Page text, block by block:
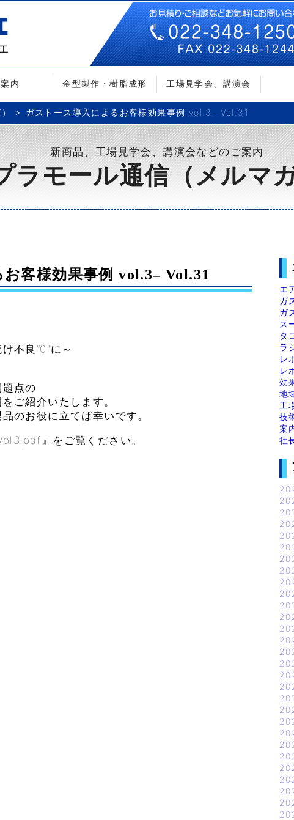
内 金型製作・樹脂成形 工場見学会、講演会
ガストース導入によるお客様効果事例 vol.3– Vol.31
新商品、工場見学会、講演会などのご案内
ラモール通信（メルマ
客様効果事例 vol.3– Vol.31
不良”0″に～
点の
ご紹介いたします。
のお役に立てば幸いです。
』をご覧ください。
エ
ガ
ガ
ス
タ
ラ
レ
レ
効
地
工
技
案
社